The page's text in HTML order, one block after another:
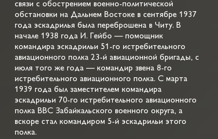
связи с обострением военно-политической
обстановки на Дальнем Востоке в сентябре 1937
года эскадрилья была переброшена в Читу. В
начале 1938 года И. Гейбо — помощник
командира эскадрильи 51-го истребительного
авиационного полка 23-й авиационной бригады, с
июля того же года — командир звена 8-го
истребительного авиационного полка. С марта
1939 года был заместителем командира
эскадрильи 70-го истребительного авиационного
полка ВВС Забайкальского военного округа, а
вскоре стал командиром 5-й эскадрильи этого
полка.